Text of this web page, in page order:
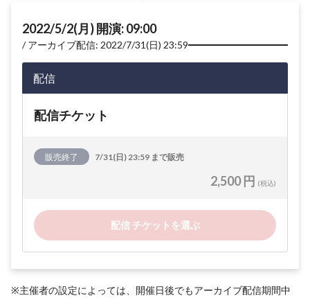
2022/5/2(月) 開演: 09:00
アーカイブ配信: 2022/7/31(日) 23:59
配信
配信チケット
販売終了 7/31(日) 23:59 まで販売
2,500 円 (税込)
配信 チケットを選ぶ
※主催者の設定によっては、開催日後でもアーカイブ配信期間中